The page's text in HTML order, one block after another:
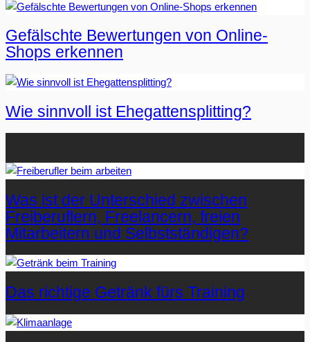
Gefälschte Bewertungen von Online-
Shops erkennen
Wie sinnvoll ist Ehegattensplitting?
Was ist der Unterschied zwischen
Freiberuflern, Freelancern, freien
Mitarbeitern und Selbstständigen?
Das richtige Getränk fürs Training